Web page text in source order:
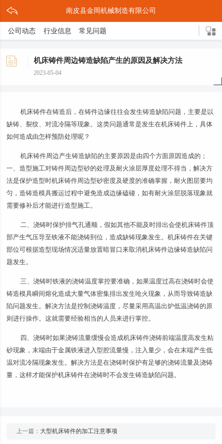
南皮县金岡机械制造有限公司
公司动态 行业信息 常见问题
机床铸件周边铸造缺陷产生的原因及解决方法
2023-05-04
机床铸件在铸造后，在铸件边缘往往会发生铸造缺陷问题，主要是以
缺铸、裂纹、对流冷隔等现象。这类问题通常是发生在机床铸件上，具体
如何造成由怎样预防处理呢？
机床铸件周边产生铸造缺陷的主要原因是由四个方面原因造成的；
一、造型施工对铸件周边型砂的处理及耐火涂层厚度处理不得当，解决方
法是保护造型时机床铸件周边型砂密度及硬度的准确掌握，耐火图层要均
匀，造铸造模具搬运过程中避免造成边缘磕碰，如有耐火涂层脱落现象就
需要修补后才能进行造型施工。
二、浇铸时保护排气孔通顺，假如其他不能及时排出会使机床铸件顶
部产生气压导至铁液不能浇铸到位，造成缺铸现象发生。机床铸件在关键
部位可根据造型现场情况适量放置暗冒口来取消机床铸件边缘铸造缺陷问
题发生。
三、浇铸时铁液的浇铸温度掌控要准确，如果温度过高在浇铸时会使
铸造模具瞬间熔化造成大量气体密集排出发生呛火现象，从而导致铸造缺
陷问题发生。解决方法是控制浇铸温度，尽量采用高温出炉低温浇铸的原
则进行操作。这就需要经验相当的人员来进行掌控。
四、浇铸时如果浇铸流量缓慢会造成机床铸件浇铸前端温度高发生粘
砂现象，末端由于金属铁液进入型腔流量慢，注入量少，会在末端产生低
温对流冷隔现象发生。解决方法是在浇铸时保护有足够的浇铸流量及浇铸
量，这样才能保护机床铸件在浇铸时不会发生铸造缺陷问题。
上一篇： 大型机床铸件的加工注意事项